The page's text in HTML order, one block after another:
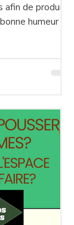
de produire
humeur et
statuts. Sous le
( le groupe
,
Gestion